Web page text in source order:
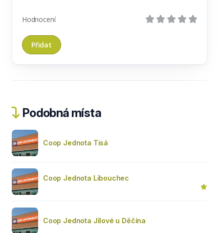
Hodnocení
Podobná místa
Coop Jednota Tisá
Coop Jednota Libouchec
Coop Jednota Jílové u Děčína